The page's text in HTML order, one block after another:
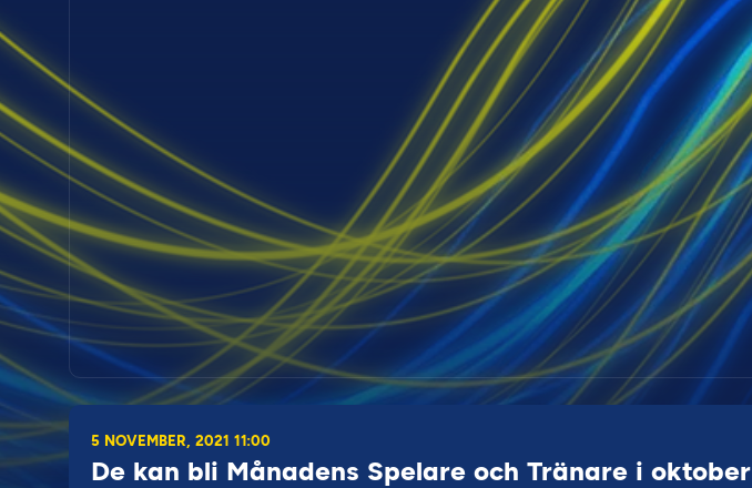
5 NOVEMBER, 2021 11:00
De kan bli Månadens Spelare och Tränare i oktober